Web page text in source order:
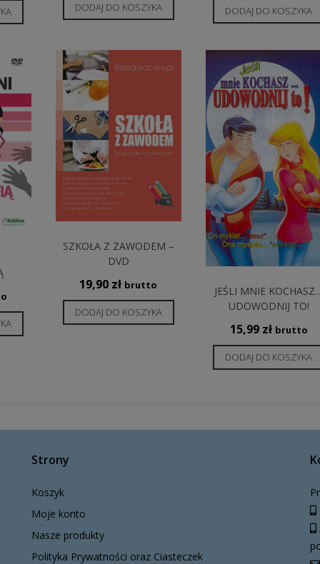
DODAJ DO KOSZYKA DODAJ DO KOSZYKA
SZKOŁA Z ZAWODEM –
DVD
19,90 zł brutto
DODAJ DO KOSZYKA
JEŚLI MNIE
UDOWODNIJ TO!
15,99 zł brutto
DODAJ DO KOSZYKA
Strony
Koszyk
Moje konto
Nasze produkty
Polityka Prywatności oraz Ciasteczek